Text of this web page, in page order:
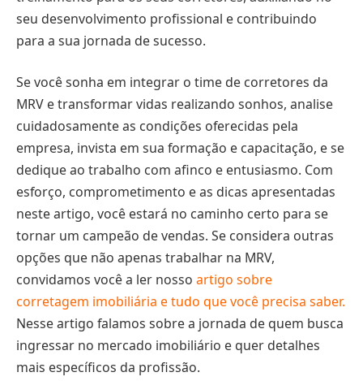
seu desenvolvimento profissional e contribuindo
para a sua jornada de sucesso.
Se você sonha em integrar o time de corretores da
MRV e transformar vidas realizando sonhos, analise
cuidadosamente as condições oferecidas pela
empresa, invista em sua formação e capacitação, e se
dedique ao trabalho com afinco e entusiasmo. Com
esforço, comprometimento e as dicas apresentadas
neste artigo, você estará no caminho certo para se
tornar um campeão de vendas. Se considera outras
opções que não apenas trabalhar na MRV,
convidamos você a ler nosso artigo sobre
corretagem imobiliária e tudo que você precisa saber.
Nesse artigo falamos sobre a jornada de quem busca
ingressar no mercado imobiliário e quer detalhes
mais específicos da profissão.